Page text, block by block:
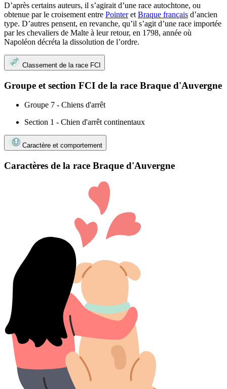
D’après certains auteurs, il s’agirait d’une race autochtone, ou
obtenue par le croisement entre Pointeret Braque français d’ancien
type. D’autres pensent, en revanche, qu’il s’agit d’une race importée
par les chevaliers de Malte à leur retour, en 1798, année où
Napoléon décréta la dissolution de l’ordre.
Classement de la race FCI
Groupe et section FCI de la race Braque d'Auvergne
Groupe 7 - Chiens d'arrêt
Section 1 - Chien d'arrêt continentaux
Caractère et comportement
Caractères de la race Braque d'Auvergne